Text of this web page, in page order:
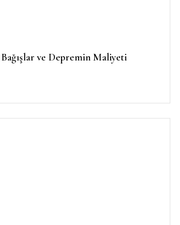
ve Depremin Maliyeti